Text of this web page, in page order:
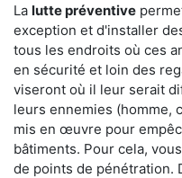
La lutte préventive
exception et d'installer
tous les endroits où ces
en sécurité et loin des
viseront où il leur serait
leurs ennemies (homme,
mis en œuvre pour
bâtiments. Pour cela,
de points de pénétration.